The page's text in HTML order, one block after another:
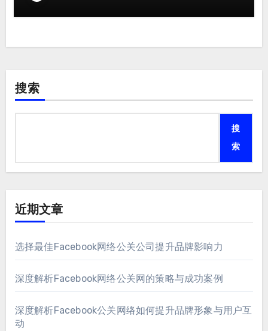
搜索
搜
索
近期文章
选择最佳Facebook网络公关公司提升品牌影响力
深度解析Facebook网络公关网的策略与成功案例
深度解析Facebook公关网络如何提升品牌形象与用户互
动